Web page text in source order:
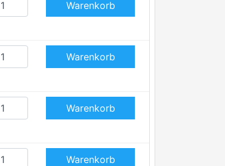
Warenkorb
Warenkorb
Warenkorb
Warenkorb